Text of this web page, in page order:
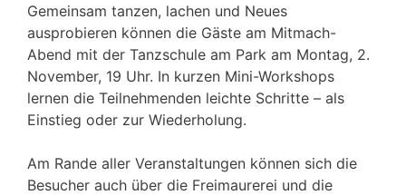
Gemeinsam tanzen, lachen und Neues
ausprobieren können die Gäste am Mitmach-
Abend mit der Tanzschule am Park am Montag, 2.
November, 19 Uhr. In kurzen Mini-Workshops
lernen die Teilnehmenden leichte Schritte – als
Einstieg oder zur Wiederholung.
Am Rande aller Veranstaltungen können sich die
Besucher auch über die Freimaurerei und die